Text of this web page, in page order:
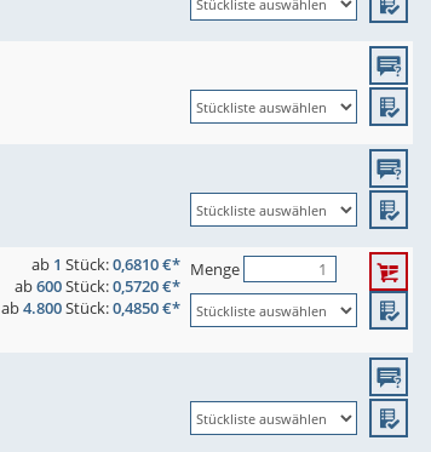
ab 1 Stück:0,6810 €*
ab600Stück:0,5720 €*
ab4.800Stück:0,4850 €*
Menge